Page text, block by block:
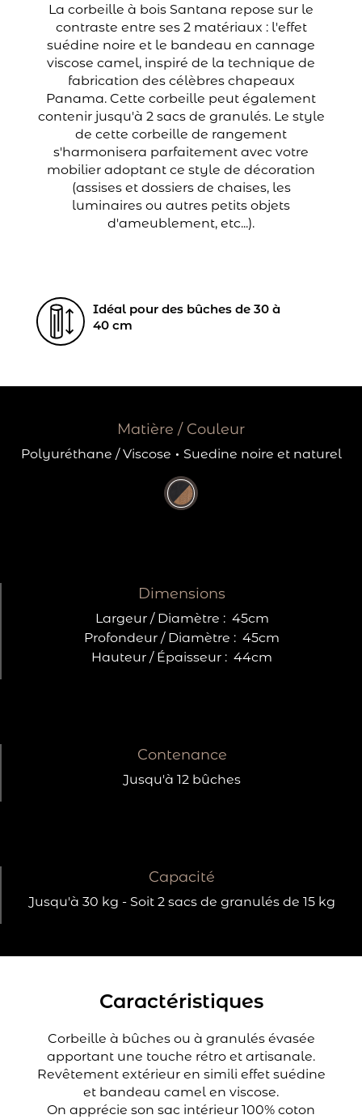
La corbeille à bois Santana repose sur le
contraste entre ses 2 matériaux : l'effet
suédine noire et le bandeau en cannage
viscose camel, inspiré de la technique de
fabrication des célèbres chapeaux
Panama. Cette corbeille peut également
contenir jusqu'à 2 sacs de granulés. Le style
de cette corbeille de rangement
s'harmonisera parfaitement avec votre
mobilier adoptant ce style de décoration
(assises et dossiers de chaises, les
luminaires ou autres petits objets
d'ameublement, etc...).
Idéal pour des bûches de 30 à
40 cm
Matière / Couleur
Polyuréthane / Viscose · Suedine noire et naturel
Dimensions
Largeur / Diamètre : 45cm
Profondeur / Diamètre : 45cm
Hauteur / Épaisseur : 44cm
Contenance
Jusqu'à 12 bûches
Capacité
Jusqu'à 30 kg - Soit 2 sacs de granulés de 15 kg
Caractéristiques
Corbeille à bûches ou à granulés évasée
apportant une touche rétro et artisanale.
Revêtement extérieur en simili effet suédine
et bandeau camel en viscose.
On apprécie son sac intérieur 100% coton